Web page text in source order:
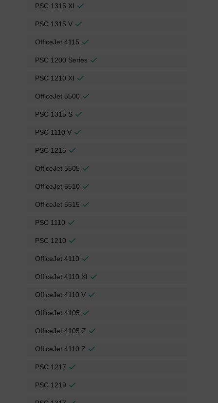
PSC 1315 XI
PSC 1315 V
OfficeJet 4115
PSC 1200 Series
PSC 1210 XI
OfficeJet 5500
PSC 1315 S
PSC 1110 V
PSC 1215
OfficeJet 5505
OfficeJet 5510
OfficeJet 5515
PSC 1110
PSC 1210
OfficeJet 4110
OfficeJet 4110 XI
OfficeJet 4110 V
OfficeJet 4105
OfficeJet 4105 Z
OfficeJet 4110 Z
PSC 1217
PSC 1219